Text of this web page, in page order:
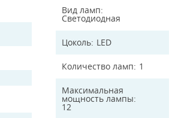
Вид ламп
Светодиодная
Цоколь LED
Количество ламп 1
Максимальная
мощность лампы
12